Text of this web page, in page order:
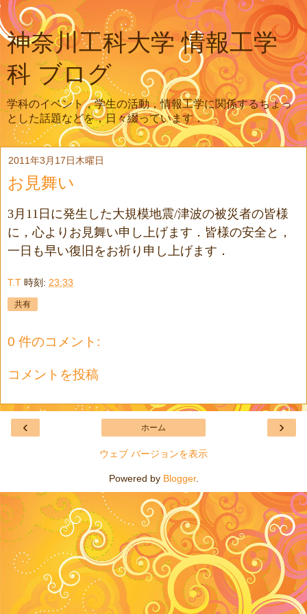
神奈川工科大学 情報工学
科 ブログ
学科のイベント，学生の活動，情報工学に関係するちょっ
とした話題などを，日々綴っています．
2011年3月17日木曜日
お見舞い
3月11日に発生した大規模地震/津波の被災者の皆様
に，心よりお見舞い申し上げます．皆様の安全と，
一日も早い復旧をお祈り申し上げます．
T.T 時刻: 23:33
共有
0 件のコメント:
コメントを投稿
‹ ›
ホーム
ウェブ バージョンを表示
Powered by Blogger.